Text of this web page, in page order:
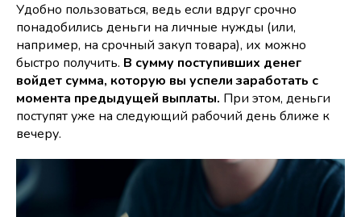
Удобно пользоваться, ведь если вдруг срочно
понадобились деньги на личные нужды (или,
например, на срочный закуп товара), их можно
быстро получить. В сумму поступивших денег
войдет сумма, которую вы успели заработать с
момента предыдущей выплаты. При этом, деньги
поступят уже на следующий рабочий день ближе к
вечеру.